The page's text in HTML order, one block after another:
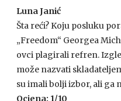
Luna Janić
Šta reći? Koju posluku
„Freedom“ Georgea
ovci plagirali refren.
može nazvati
su imali bolji izbor, ali ga
Ocjena: 1/10